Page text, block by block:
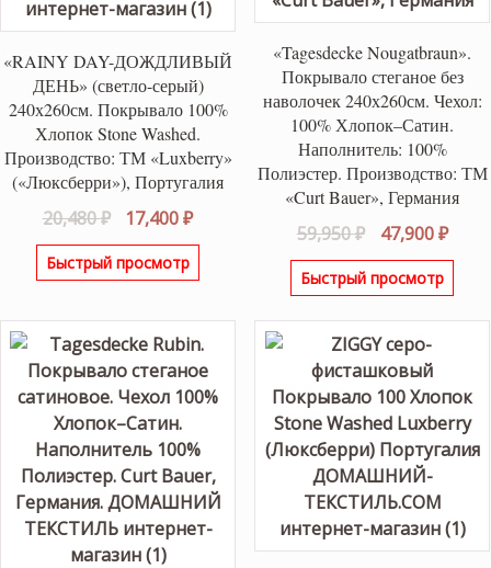
«RAINY DAY-ДОЖДЛИВЫЙ
ДЕНЬ» (светло-серый)
240х260см. Покрывало 100%
Хлопок Stone Washed.
Производство: ТМ «Luxberry»
(«Люксберри»), Португалия
20,480₽
Первоначальная
цена
составляла
17,400₽Текущая
цена:
Быстрый просмотр
«Tagesdecke Nougatbraun».
Покрывало стеганое без
наволочек 240х260см. Чехол:
100% Хлопок–Сатин.
Наполнитель: 100%
Полиэстер. Производство: ТМ
«Curt Bauer», Германия
59,950₽
цена
составляла
47,900₽
Быстрый просмотр